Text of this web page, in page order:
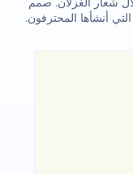
المحترفون.